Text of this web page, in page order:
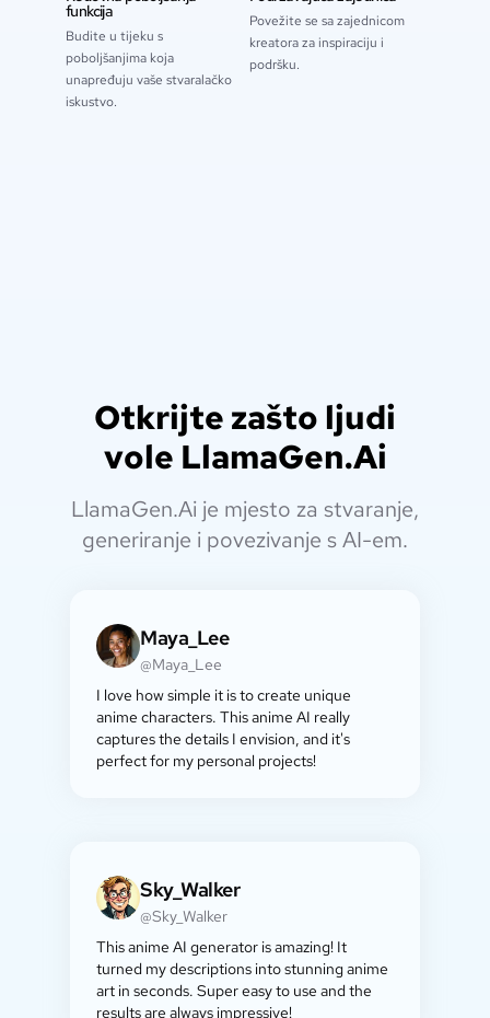
funkcija
Budite u tijeku s
poboljšanjima koja
unapređuju vaše stvaralačko
iskustvo.
Povežite se sa zajednicom
kreatora za inspiraciju i
podršku.
Otkrijte zašto ljudi
vole LlamaGen.Ai
LlamaGen.Ai je mjesto za stvaranje,
generiranje i povezivanje s AI-em.
Maya_Lee
@Maya_Lee
I love how simple it is to create unique
anime characters. This anime AI really
captures the details I envision, and it's
perfect for my personal projects!
Sky_Walker
@Sky_Walker
This anime AI generator is amazing! It
turned my descriptions into stunning anime
art in seconds. Super easy to use and the
results are always impressive!